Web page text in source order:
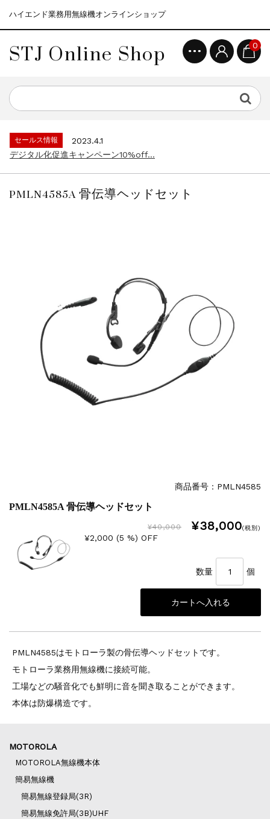
ハイエンド業務用無線機オンラインショップ
STJ Online Shop 0
モトローラ無線機本体キャンペーン15%o...
セールス情報
2023.4.10
セールス情報
2023.4.1
デジタル化促進キャンペーン10%off...
セールス情報
2023.4.10
PMLN4585A 骨伝導ヘッドセット
商品番号：PMLN4585
PMLN4585A 骨伝導ヘッドセット
¥40,000 ¥38,000(税別)
¥2,000 (5 %) OFF
数量 個
PMLN4585はモトローラ製の骨伝導ヘッドセットです。
モトローラ業務用無線機に接続可能。
工場などの騒音化でも鮮明に音を聞き取ることができます。
本体は防爆構造です。
MOTOROLA
MOTOROLA無線機本体
簡易無線機
簡易無線登録局(3R)
簡易無線免許局(3B)UHF